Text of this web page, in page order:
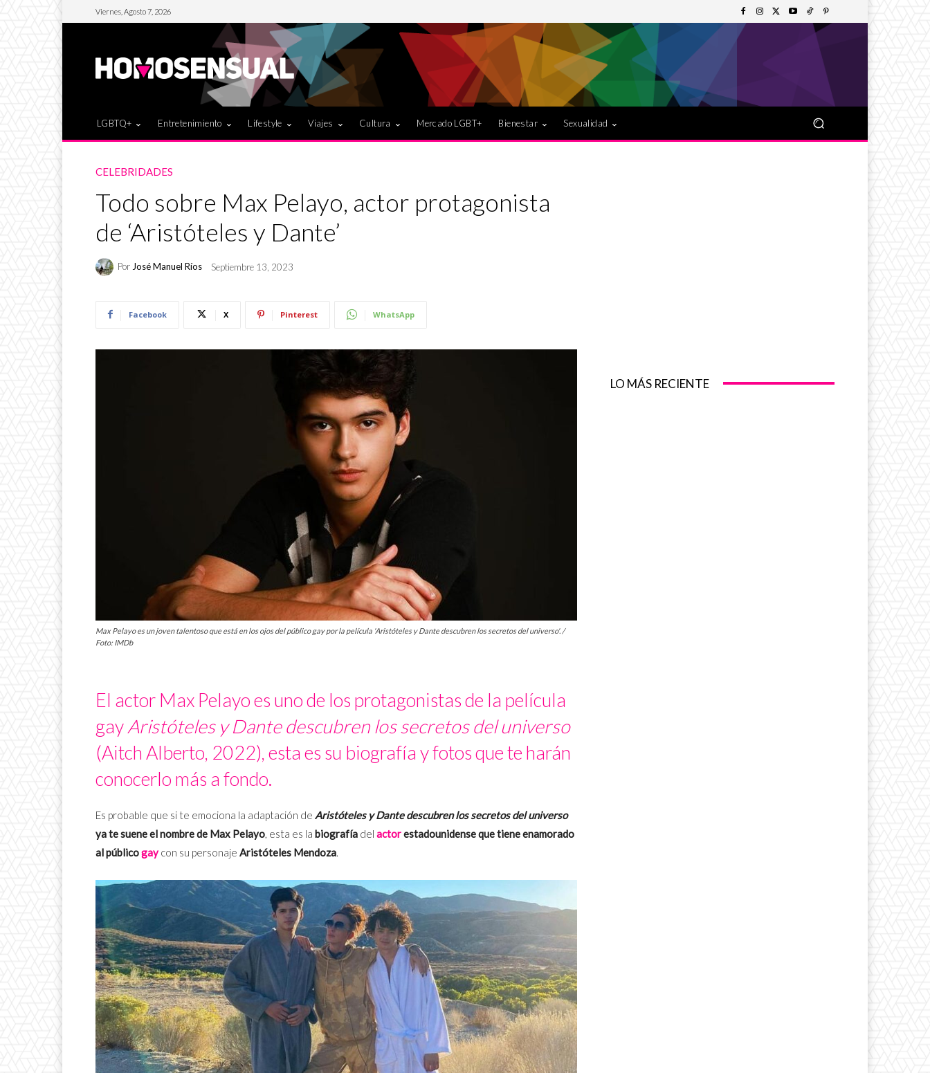
Viernes, Agosto 7, 2026
LGBTQ+ Entretenimiento Lifestyle Viajes Cultura Mercado LGBT+ Bienestar Sexualidad
CELEBRIDADES
Todo sobre Max Pelayo, actor protagonista
de ‘Aristóteles y Dante’
PorJosé Manuel Ríos Septiembre 13, 2023
Facebook X Pinterest WhatsApp
Max Pelayo es un joven talentoso que está en los ojos del público gay por la película 'Aristóteles y Dante descubren los secretos del universo'. /
Foto: IMDb
El actor Max Pelayo es uno de los protagonistas de la película
gayAristóteles y Dante descubren los secretos del universo
(Aitch Alberto, 2022), esta es su biografía y fotos que te harán
conocerlo más a fondo.
Es probable que si te emociona la adaptación de Aristóteles y Dante descubren los secretos del universo
ya te suene el nombre de Max Pelayo, esta es la biografía del actorestadounidense que tiene enamorado
al públicogaycon su personaje Aristóteles Mendoza.
LO MÁS RECIENTE